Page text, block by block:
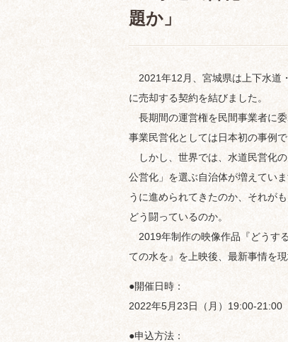
題か」
2021年12月、宮城県は上下水道
に売却する契約を結びました。
長期間の運営権を民間事業者に
事業民営化としては日本初の事例
しかし、世界では、水道民営化
公営化」を選ぶ自治体が増えてい
うに進められてきたのか、それが
どう闘っているのか。
2019年制作の映像作品『どうす
ての水を』を上映後、最新事情を
●開催日時：
2022年5月23日（月）19:00-21:00
●申込方法：